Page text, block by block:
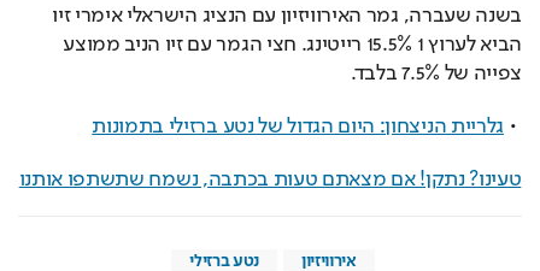
בשנה שעברה, גמר האירוויזיון עם הנציג הישראלי אימרי זיו
הביא לערוץ 1 15.5% רייטינג. חצי הגמר עם זיו הניב ממוצע
צפייה של 7.5% בלבד.
גלריית הניצחון: היום הגדול של נטע ברזילי בתמונות
טעינו? נתקן! אם מצאתם טעות בכתבה, נשמח שתשתפו אותנו
אירוויזיון נטע ברזילי